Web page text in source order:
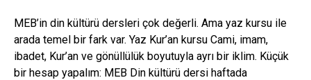
MEB’in din kültürü dersleri çok değerli. Ama yaz kursu ile
arada temel bir fark var. Yaz Kur’an kursu Cami, imam,
ibadet, Kur’an ve gönüllülük boyutuyla ayrı bir iklim. Küçük
bir hesap yapalım: MEB Din kültürü dersi haftada